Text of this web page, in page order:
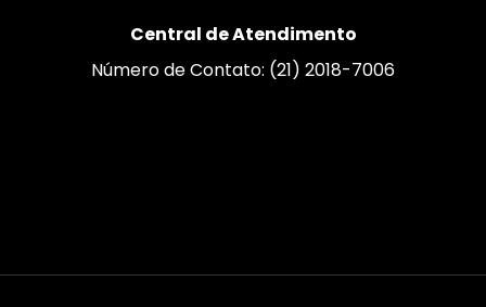
Central de Atendimento
Número de Contato: (21) 2018-7006